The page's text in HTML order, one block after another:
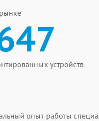
устройств
опыт работы